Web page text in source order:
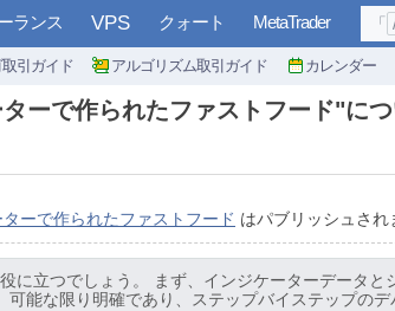
ランス VPS クォート MetaTrader
引ガイド アルゴリズム取引ガイド カレンダー
「
ーで作られたファストフード"に
ーで作られたファストフード はパブリッシュされ
に立つでしょう。 まず、インジケーターデータ
能な限り明確であり、ステップバイステップのデ